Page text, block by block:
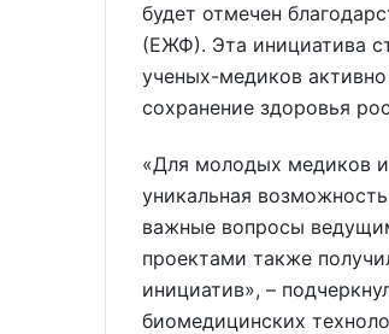
будет отмечен
(ЕЖФ). Эта инициатива
ученых-медиков
сохранение здоровья
«Для молодых медиков
уникальная
важные вопросы
проектами также
инициатив», –
биомедицинских